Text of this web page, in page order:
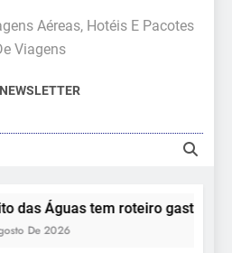
Aéreas, Hotéis E Pacotes
Viagens
NEWSLETTER
Águas tem roteiro
De 2026